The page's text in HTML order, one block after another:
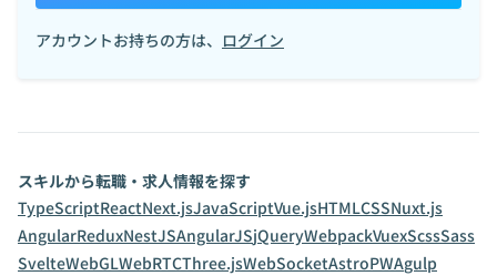
アカウントお持ちの方は、 ログイン
スキルから転職・求人情報を探す
TypeScriptReactNext.jsJavaScriptVue.jsHTMLCSSNuxt.js
AngularReduxNestJSAngularJSjQueryWebpackVuexScssSass
SvelteWebGLWebRTCThree.jsWebSocketAstroPWAgulp